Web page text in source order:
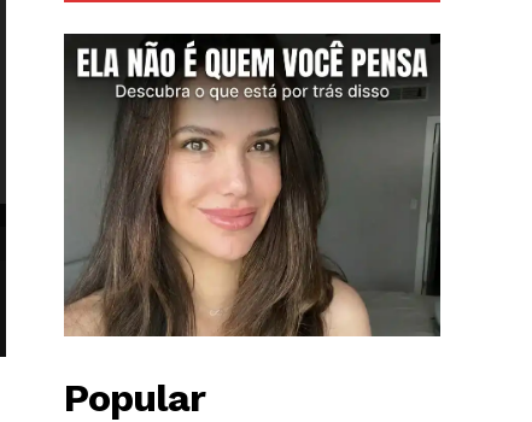
A Acadêmicos de Niterói foi rebaixada do Grupo Especial do Carnaval do Rio de
(18). (Foto: Instagram)
A Acadêmicos de Niterói foi rebaixada do Grupo Especial do Carnaval
realizada na quarta-feira (18). (Foto: Instagram)
Popular